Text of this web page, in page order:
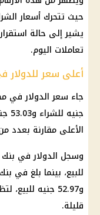
حيث تتحرك أسعار
يشير إلى حالة
تعاملات اليوم.
أعلى سعر للدولار
جاء سعر الدولار
الأعلى مقارنة بعدد
وسجل الدولارفي بنك
و52.97 جنيه للبيع، لتظل الفروق بين
قليلة.